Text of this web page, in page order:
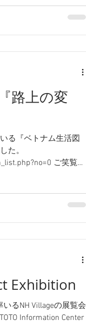
路上の変
る『ベトナム生活図
た。
ご笑覧く
Exhibition
るNH Villageの展覧会
Information Center